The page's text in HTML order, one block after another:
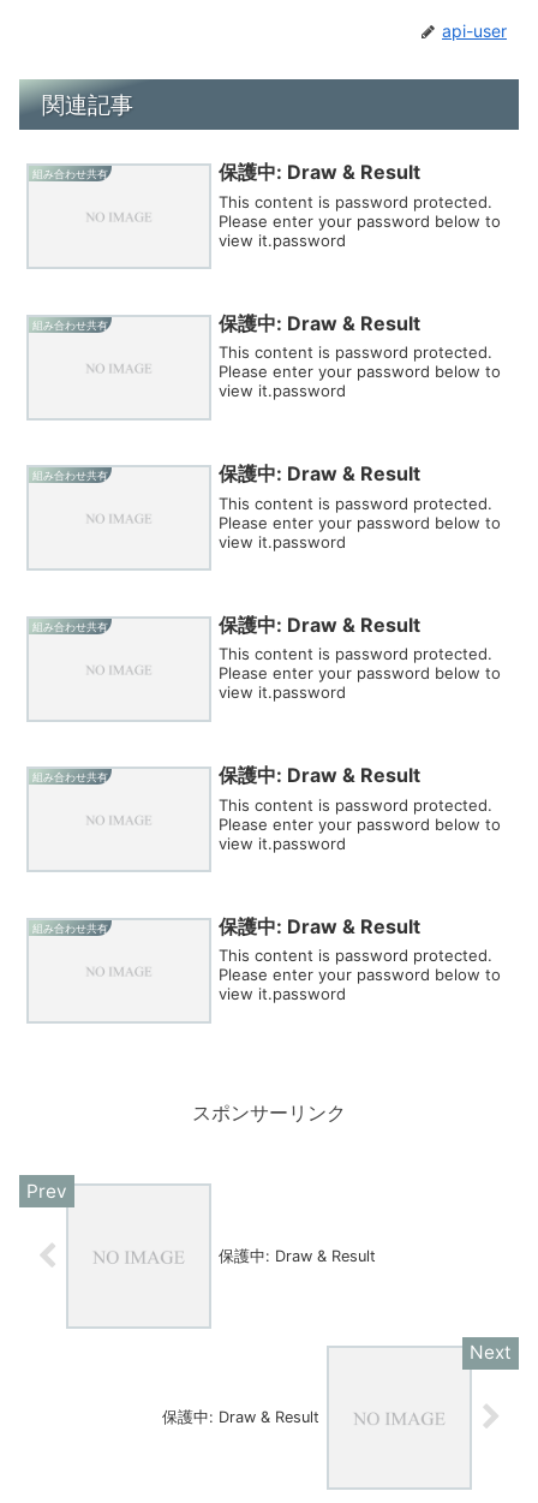
api-user
関連記事
組み合わせ共有 保護中: Draw & Result
This content is password protected.
Please enter your password below to
view it.password
組み合わせ共有 保護中: Draw & Result
This content is password protected.
Please enter your password below to
view it.password
組み合わせ共有 保護中: Draw & Result
This content is password protected.
Please enter your password below to
view it.password
組み合わせ共有 保護中: Draw & Result
This content is password protected.
Please enter your password below to
view it.password
組み合わせ共有 保護中: Draw & Result
This content is password protected.
Please enter your password below to
view it.password
組み合わせ共有 保護中: Draw & Result
This content is password protected.
Please enter your password below to
view it.password
スポンサーリンク
保護中: Draw & Result
保護中: Draw & Result